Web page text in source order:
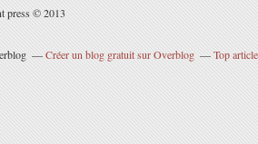
press © 2013
Créer un blog gratuit sur Overblog Top